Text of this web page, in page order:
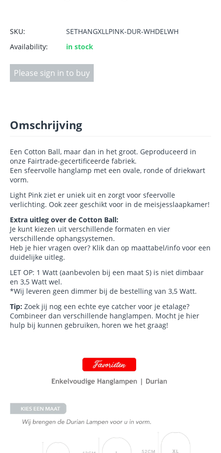
SKU:
SETHANGXLLPINK-DUR-WHDELWH
Availability:
in stock
Please sign in to buy
Omschrijving
Een Cotton Ball, maar dan in het groot. Geproduceerd in
onze Fairtrade-gecertificeerde fabriek.
Een sfeervolle hanglamp met een ovale, ronde of driekwart
vorm.
Light Pink ziet er uniek uit en zorgt voor sfeervolle
verlichting. Ook zeer geschikt voor in de meisjesslaapkamer!
Extra uitleg over de Cotton Ball:
Je kunt kiezen uit verschillende formaten en vier
verschillende ophangsystemen.
Heb je hier vragen over? Klik dan op maattabel/info voor een
duidelijke uitleg.
LET OP: 1 Watt (aanbevolen bij een maat S) is niet dimbaar
en 3,5 Watt wel.
*Wij leveren geen dimmer bij de bestelling van 3,5 Watt.
Tip: Zoek jij nog een echte eye catcher voor je etalage?
Combineer dan verschillende hanglampen. Mocht je hier
hulp bij kunnen gebruiken, horen we het graag!